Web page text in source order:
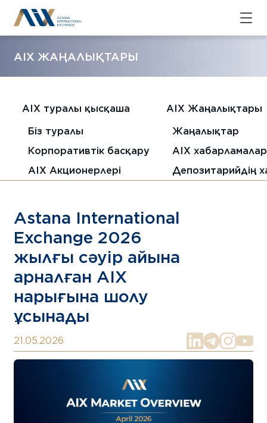
AIX ЖАҢАЛЫҚТАРЫ
AIX туралы қысқаша
Біз туралы
Корпоративтік басқару
AIX Акционерлері
AIX Жаңалықтары
Жаңалықтар
AIX
Депозитарийдің
Astana International
Exchange 2026
жылғы cәуір айына
арналған AIX
нарығына шолу
ұсынады
21.05.2026